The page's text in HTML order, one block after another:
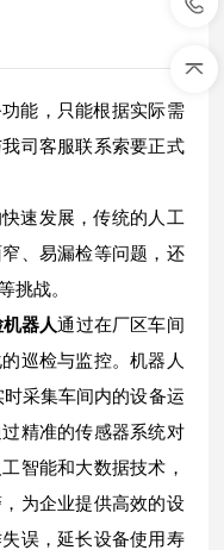
能，只能根据实际需
司客服联系索要正式
速发展，传统的人工
、易漏检等问题，还
挑战。
器人通过在厂区车间
巡检与监控。机器人
采集车间内的设备运
精准的传感器系统对
智能和大数据技术，
为企业提供高效的设
误，延长设备使用寿